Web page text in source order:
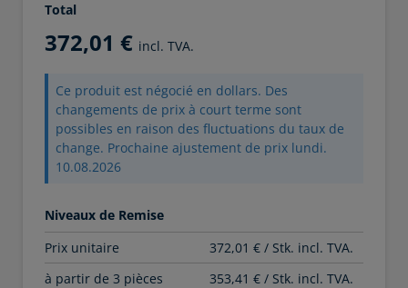
Total
372,01 € incl. TVA.
Ce produit est négocié en dollars. Des
changements de prix à court terme sont
possibles en raison des fluctuations du taux de
change. Prochaine ajustement de prix lundi.
10.08.2026
Niveaux de Remise
Prix unitaire
372,01 € / Stk. incl. TVA.
à partir de 3 pièces
353,41 € / Stk. incl. TVA.